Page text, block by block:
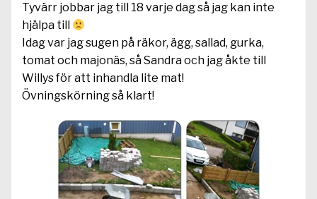
Tyvärr jobbar jag till 18 varje dag så jag kan inte
hjälpa till
Idag var jag sugen på räkor, ägg, sallad, gurka,
tomat och majonäs, så Sandra och jag åkte till
Willys för att inhandla lite mat!
Övningskörning så klart!